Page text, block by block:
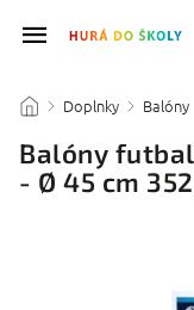
/ Doplnky / Balóny
Balóny
- Ø 45 cm